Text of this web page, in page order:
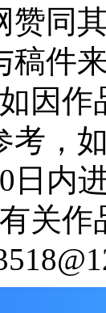
赞同
稿件
因作
考，
日内进
关作